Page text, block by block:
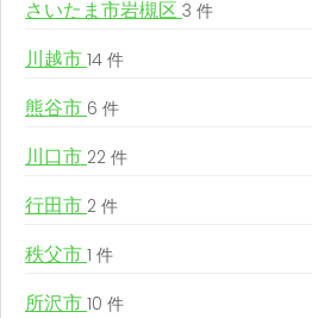
さいたま市岩槻区 3 件
川越市 14 件
熊谷市 6 件
川口市 22 件
行田市 2 件
秩父市 1 件
所沢市 10 件